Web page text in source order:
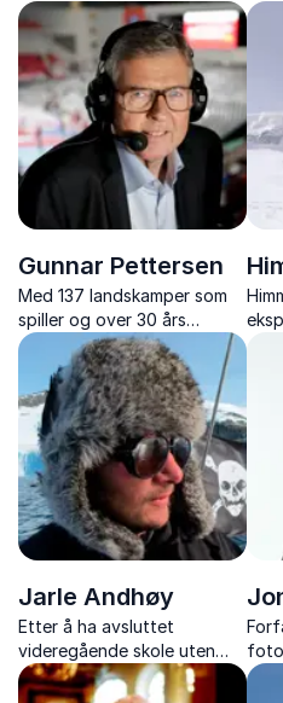
inspirerende foredrag om å
følge drømmer, bygge egne
oppfinnelser og tenke
kreativt. Med sjarm,
entusiasme og ekte
skaperglede vekker han
nysgjerrighet...
Gunnar Pettersen
Med 137 landskamper som
spiller og over 30 års
erfaring som håndballtrener
på toppnivå, byr Gunnar
Pettersen på et foredrag
spekket med innsikt i
lagarbeid, ledelse og
prestasjonskultur.
Jarle Andhøy
Etter å ha avsluttet
videregående skole uten
vitnemål og tilbrakt ett år i
arbeid, la Jarle Andhøy ut